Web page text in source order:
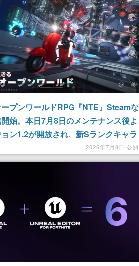
プンワールドRPG『NTE』Steamな
始。本日7月8日のメンテナンス後よ
ン1.2が開放され、新Sランクキャラ
など多数の新要素が追加2026年7月8日 公開